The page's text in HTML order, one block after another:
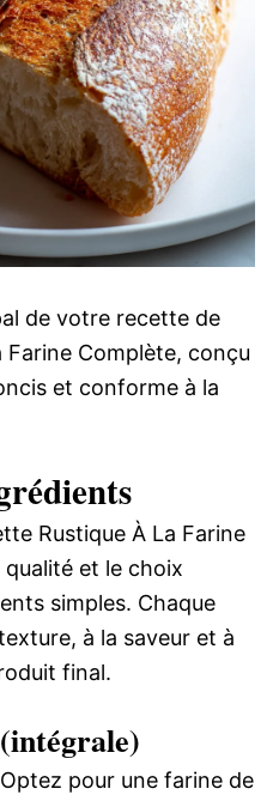
de votre recette de
Farine Complète, conçu
et conforme à la
Rustique À La Farine
et le choix
simples. Chaque
à la saveur et à
final.
Optez pour une farine de